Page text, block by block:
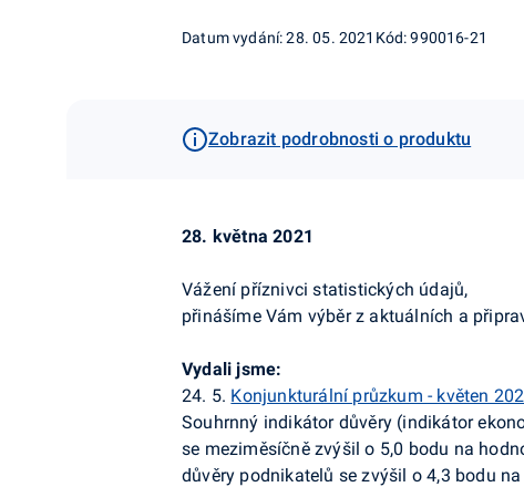
Datum vydání: 28. 05. 2021 Kód: 990016-21
Zobrazit podrobnosti o produktu
28. května 2021
Vážení příznivci statistických údajů,
přinášíme Vám výběr z aktuálních a
Vydali jsme:
24. 5. Konjunkturální průzkum - květen
Souhrnný indikátor důvěry (indikátor
se meziměsíčně zvýšil o 5,0 bodu na
důvěry podnikatelů se zvýšil o 4,3 bodu